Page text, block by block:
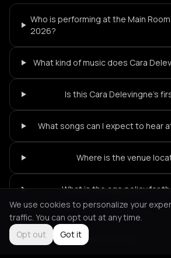
Who is performing at the Main Room
2026?
What kind of music does Cara
Is this Cara Delevingne's
What songs can I expect to hear
Where is the venue
What is the age policy for
Not feeling it? All events in Paris
We use cookies to personalize your
traffic. You can opt out at any time.
Opt out
Got it